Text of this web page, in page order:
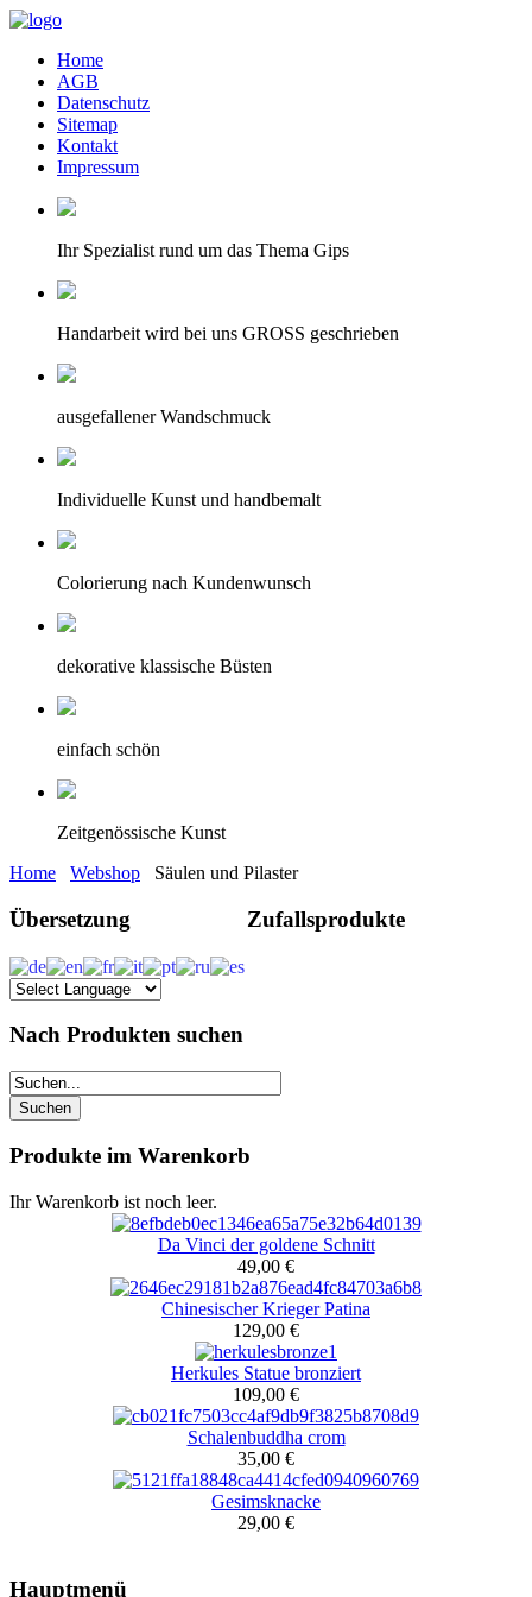
Home
AGB
Datenschutz
Sitemap
Kontakt
Impressum
Ihr Spezialist rund um das Thema Gips
Handarbeit wird bei uns GROSS geschrieben
ausgefallener Wandschmuck
Individuelle Kunst und handbemalt
Colorierung nach Kundenwunsch
dekorative klassische Büsten
einfach schön
Zeitgenössische Kunst
Home
Webshop Säulen und Pilaster
Übersetzung
Nach Produkten suchen
Produkte im Warenkorb
Ihr Warenkorb ist noch leer.
Zufallsprodukte
Da Vinci der goldene Schnitt
49,00 €
Chinesischer Krieger Patina
129,00 €
Herkules Statue bronziert
109,00 €
Schalenbuddha crom
35,00 €
Gesimsknacke
29,00 €
Hauptmenü